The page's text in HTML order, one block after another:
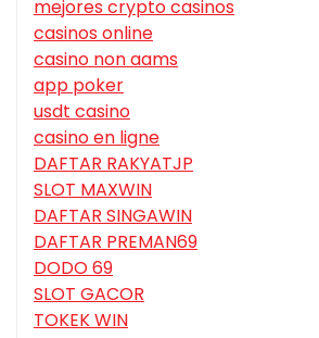
mejores crypto casinos
casinos online
casino non aams
app poker
usdt casino
casino en ligne
DAFTAR RAKYATJP
SLOT MAXWIN
DAFTAR SINGAWIN
DAFTAR PREMAN69
DODO 69
SLOT GACOR
TOKEK WIN